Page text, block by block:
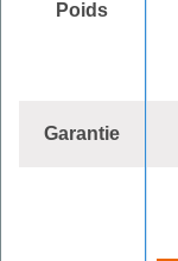
Poids
Garantie